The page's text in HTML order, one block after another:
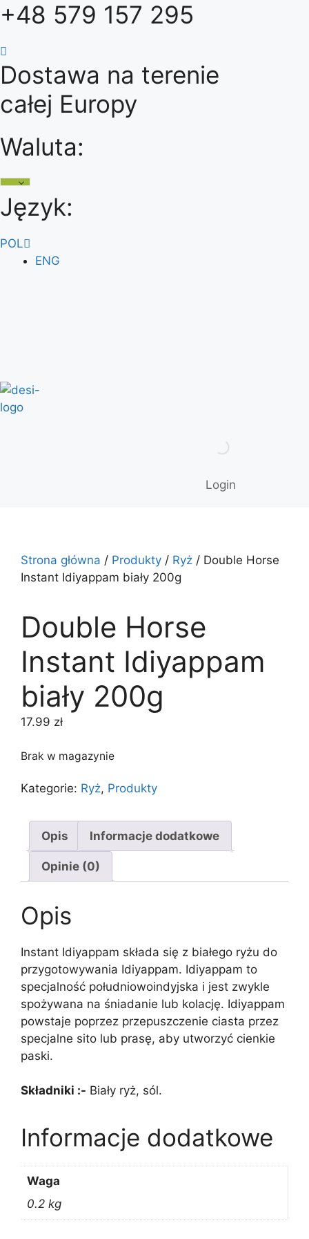
Przejdź
do
+48 579 157 295
Dostawa na terenie
całej Europy
Waluta:
Język:
POL
ENG
Login
Strona główna / Produkty / Ryż / Double Horse
Instant Idiyappam biały 200g
Double Horse
Instant Idiyappam
biały 200g
17.99 zł
Brak w magazynie
Kategorie: Ryż, Produkty
Opis Informacje dodatkowe
Opinie (0)
Opis
Instant Idiyappam składa się z białego ryżu do
przygotowywania Idiyappam. Idiyappam to
specjalność południowoindyjska i jest zwykle
spożywana na śniadanie lub kolację. Idiyappam
powstaje poprzez przepuszczenie ciasta przez
specjalne sito lub prasę, aby utworzyć cienkie
paski.
Składniki :- Biały ryż, sól.
Informacje dodatkowe
Waga
0.2 kg